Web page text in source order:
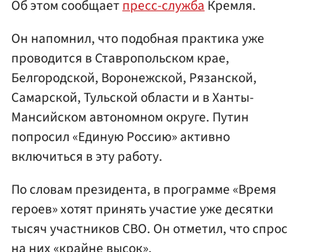
Об этом сообщаетпресс-службаКремля.
Он напомнил, что подобная практика уже
проводится в Ставропольском крае,
Белгородской, Воронежской, Рязанской,
Самарской, Тульской области и в Ханты-
Мансийском автономном округе. Путин
попросил «Единую Россию» активно
включиться в эту работу.
По словам президента, в программе «Время
героев» хотят принять участие уже десятки
тысяч участников СВО. Он отметил, что спрос